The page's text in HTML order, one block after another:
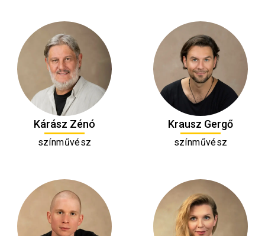
Kárász Zénó
színművész
Krausz Gergő
színművész